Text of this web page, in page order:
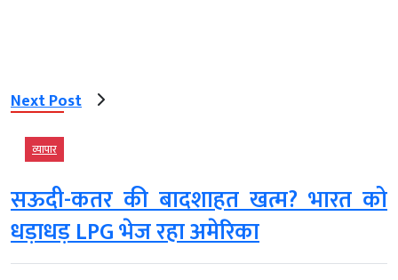
Next Post
व्‍यापार
सऊदी-कतर की बादशाहत खत्म? भारत को
धड़ाधड़ LPG भेज रहा अमेरिका